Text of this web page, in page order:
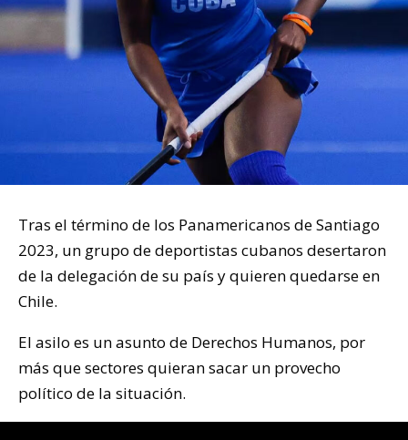
Tras el término de los Panamericanos de Santiago
2023, un grupo de deportistas cubanos desertaron
de la delegación de su país y quieren quedarse en
Chile.
El asilo es un asunto de Derechos Humanos, por
más que sectores quieran sacar un provecho
político de la situación.